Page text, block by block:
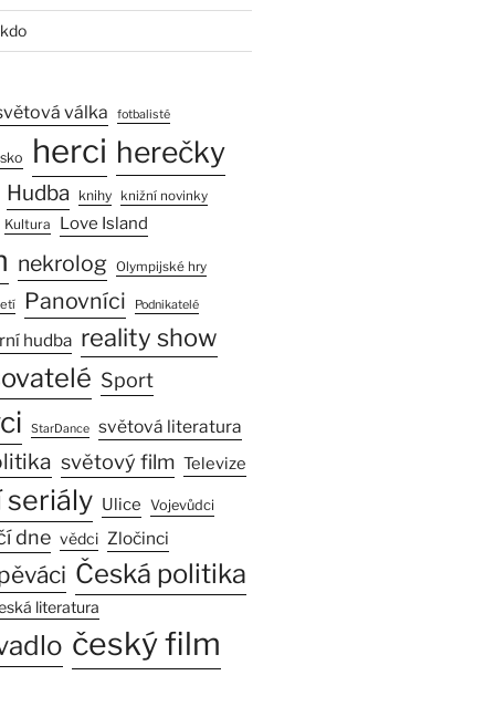
válka fotbalisté
herci herečky
Hudba knihy knižní novinky
Kultura Love Island
nekrolog Olympijské hry
Panovníci Podnikatelé
hudba reality show
Sport
StarDance světová literatura
světový film Televize
Ulice Vojevůdci
dne vědci Zločinci
Česká politika
literatura
český film